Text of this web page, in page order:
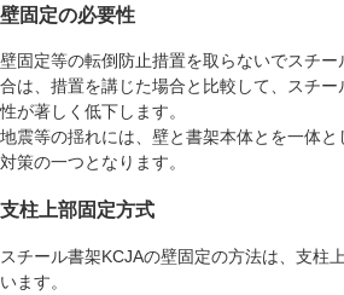
壁固定の必要性
壁固定等の転倒防止措置を取らないでスチ
合は、措置を講じた場合と比較して、スチ
性が著しく低下します。
地震等の揺れには、壁と書架本体とを一体
対策の一つとなります。
支柱上部固定方式
スチール書架KCJAの壁固定の方法は、 支柱
います。